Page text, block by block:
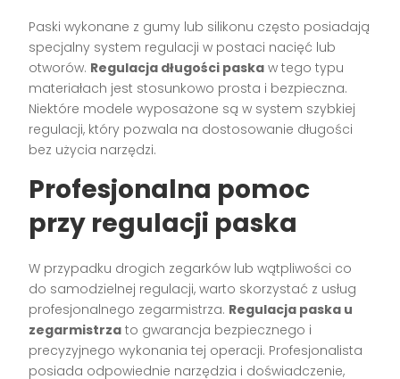
Paski wykonane z gumy lub silikonu często posiadają
specjalny system regulacji w postaci nacięć lub
otworów. Regulacja długości paska w tego typu
materiałach jest stosunkowo prosta i bezpieczna.
Niektóre modele wyposażone są w system szybkiej
regulacji, który pozwala na dostosowanie długości
bez użycia narzędzi.
Profesjonalna pomoc
przy regulacji paska
W przypadku drogich zegarków lub wątpliwości co
do samodzielnej regulacji, warto skorzystać z usług
profesjonalnego zegarmistrza. Regulacja paska u
zegarmistrza to gwarancja bezpiecznego i
precyzyjnego wykonania tej operacji. Profesjonalista
posiada odpowiednie narzędzia i doświadczenie,